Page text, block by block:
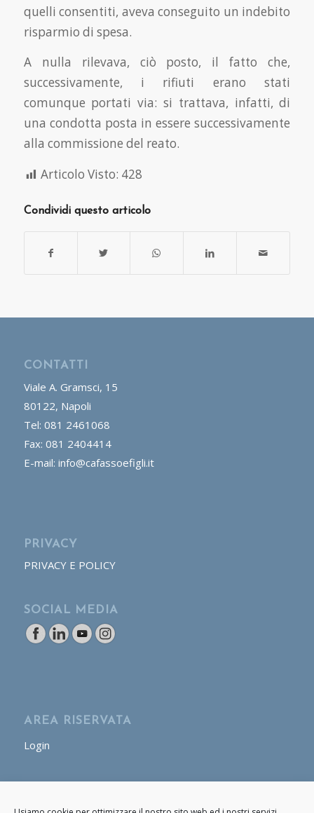
quelli consentiti, aveva conseguito un indebito
risparmio di spesa.
A nulla rilevava, ciò posto, il fatto che,
successivamente, i rifiuti erano stati
comunque portati via: si trattava, infatti, di
una condotta posta in essere successivamente
alla commissione del reato.
Articolo Visto: 428
Condividi questo articolo
CONTATTI
Viale A. Gramsci, 15
80122, Napoli
Tel: 081 2461068
Fax: 081 2404414
E-mail: info@cafassoefigli.it
PRIVACY
PRIVACY E POLICY
SOCIAL MEDIA
AREA RISERVATA
Login